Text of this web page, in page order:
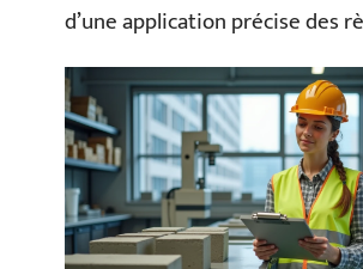
d’une application précise des